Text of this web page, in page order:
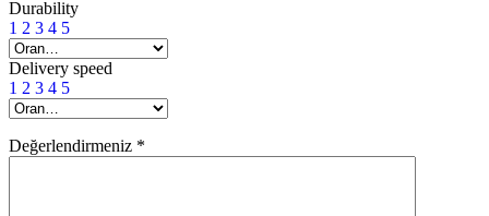
Durability
1 2 3 4 5
Delivery speed
1 2 3 4 5
Değerlendirmeniz *